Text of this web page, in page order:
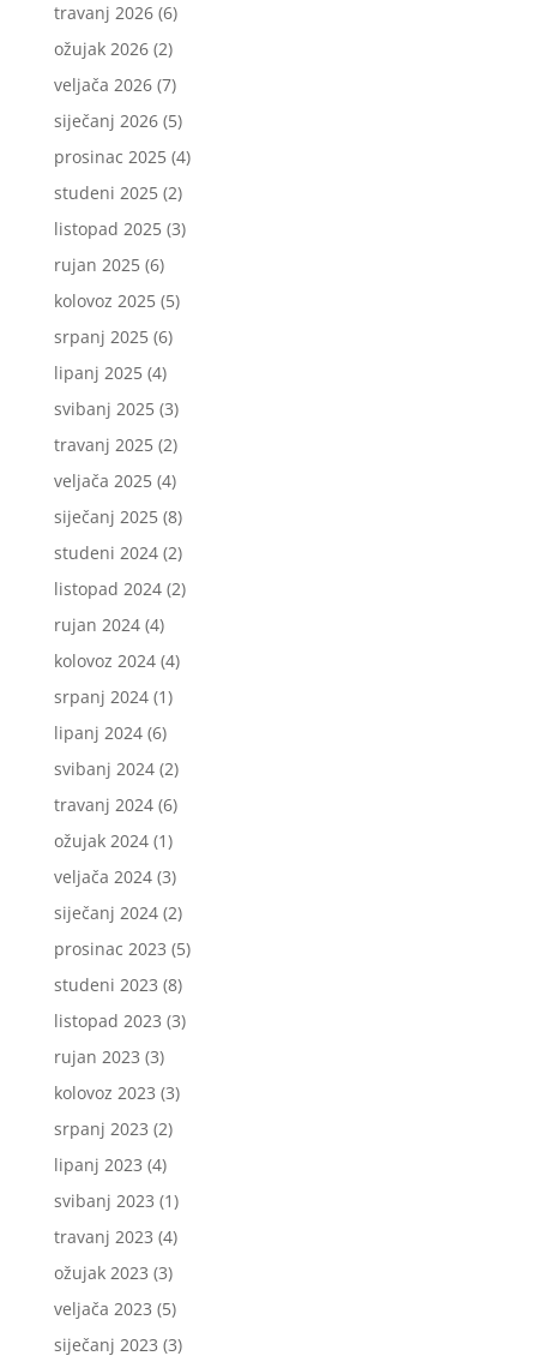
travanj 2026(6)
ožujak 2026(2)
veljača 2026(7)
siječanj 2026(5)
prosinac 2025(4)
studeni 2025(2)
listopad 2025(3)
rujan 2025(6)
kolovoz 2025(5)
srpanj 2025(6)
lipanj 2025(4)
svibanj 2025(3)
travanj 2025(2)
veljača 2025(4)
siječanj 2025(8)
studeni 2024(2)
listopad 2024(2)
rujan 2024(4)
kolovoz 2024(4)
srpanj 2024(1)
lipanj 2024(6)
svibanj 2024(2)
travanj 2024(6)
ožujak 2024(1)
veljača 2024(3)
siječanj 2024(2)
prosinac 2023 (5)
studeni 2023 (8)
listopad 2023 (3)
rujan 2023 (3)
kolovoz 2023 (3)
srpanj 2023 (2)
lipanj 2023 (4)
svibanj 2023 (1)
travanj 2023 (4)
ožujak 2023 (3)
veljača 2023 (5)
siječanj 2023 (3)